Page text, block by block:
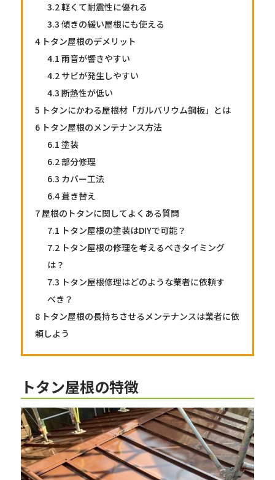
3.2軽くて耐震性に優れる
3.3 傾きの緩い屋根にも使える
4 トタン屋根のデメリット
4.1 雨音が響きやすい
4.2サビが発生しやすい
4.3 断熱性が低い
5 トタンにかわる屋根材「ガルバリウム鋼板」とは
6 トタン屋根のメンテナンス方法
6.1 塗装
6.2部分修理
6.3 カバー工法
6.4葺き替え
7屋根のトタンに関してよくある質問
7.1 トタン屋根の塗装はDIYで可能？
7.2 トタン屋根の修理を考えるべきタイミング
は？
7.3 トタン屋根修理はどのような業者に依頼す
べき？
8 トタン屋根の長持ちさせるメンテナンスは業者に依
頼しよう
トタン屋根の特徴